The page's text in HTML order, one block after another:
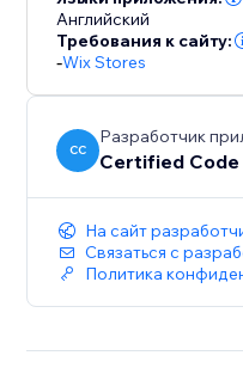
для ваших цифровых
Английский
Требования к сайту:
-Wix Stores
CC
Разработчик
Certified Code
На сайт
Связаться с
Политика